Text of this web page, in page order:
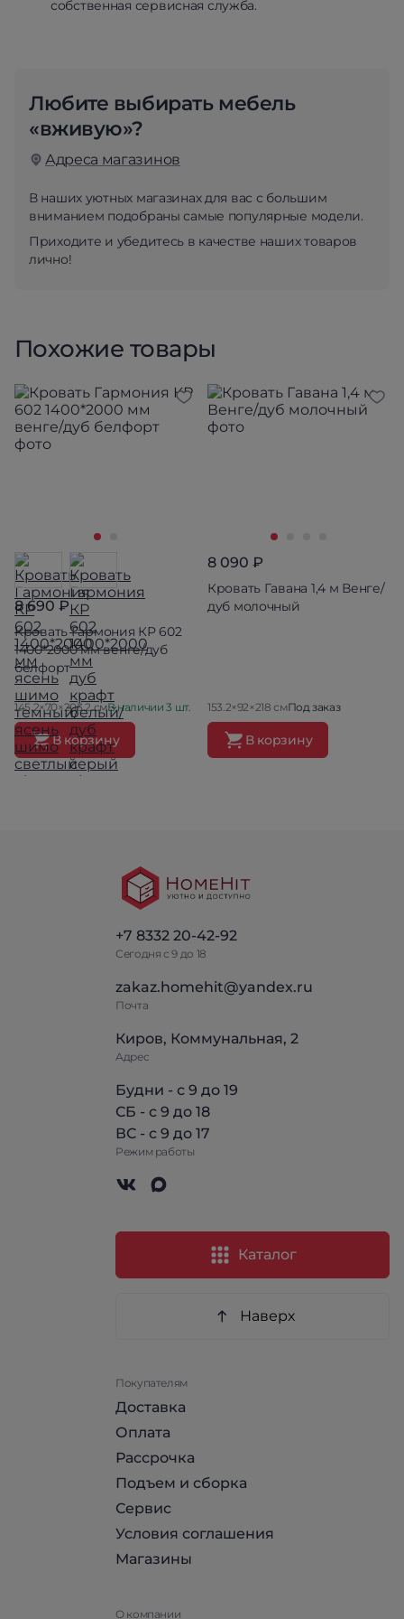
собственная сервисная служба.
Любите выбирать мебель
«вживую»?
Адреса магазинов
В наших уютных магазинах для вас с большим
вниманием подобраны самые популярные модели.
Приходите и убедитесь в качестве наших товаров
лично!
Похожие товары
8 690 ₽
Кровать Гармония КР 602
1400*2000 мм венге/дуб
белфорт
145.2×70×203.2 смВ наличии 3 шт.
В корзину
8 090 ₽
Кровать Гавана 1,4 м Венге/
дуб молочный
153.2×92×218 смПод заказ
В корзину
+7 8332 20-42-92
Сегодня с 9 до 18
zakaz.homehit@yandex.ru
Почта
Киров, Коммунальная, 2
Адрес
Будни - с 9 до 19
СБ - с 9 до 18
ВС - с 9 до 17
Режим работы
Каталог
Наверх
Покупателям
Доставка
Оплата
Рассрочка
Подъем и сборка
Сервис
Условия соглашения
Магазины
О компании